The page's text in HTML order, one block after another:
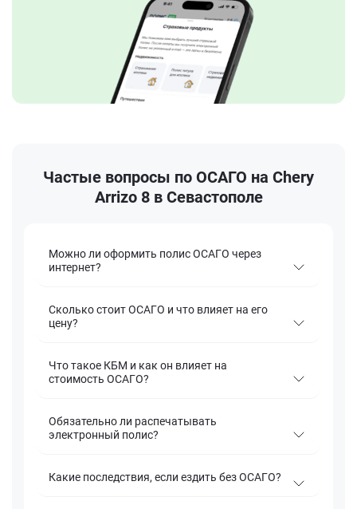
Частые вопросы по ОСАГО на Chery
Arrizo 8 в Севастополе
Можно ли оформить полис ОСАГО через
интернет?
Сколько стоит ОСАГО и что влияет на его
цену?
Что такое КБМ и как он влияет на
стоимость ОСАГО?
Обязательно ли распечатывать
электронный полис?
Какие последствия, если ездить без ОСАГО?